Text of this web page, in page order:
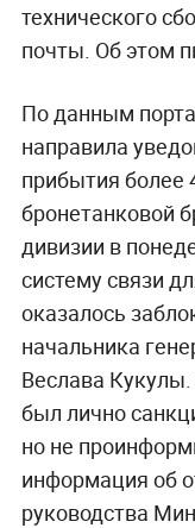
технического
почты. Об этом
По данным
направила
прибытия более
бронетанковой
дивизии в
систему связи
оказалось
начальника
Веслава
был лично
но не
информация об
руководства